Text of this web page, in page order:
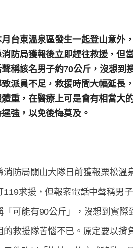
月台東溫泉區發生一起登山意外
消防局獲報後立即趕往救援，但
聲稱該名男子約70公斤，沒想到
致派員不足，救援時間大幅延長
體重，在醫療上可是會有相當大
逞強，以免後悔莫及。
消防局關山大隊日前獲報栗松溫
119求援，但報案電話中聲稱男
「可能有90公斤」，沒想到實
的救援隊苦惱不已。原定要以揹